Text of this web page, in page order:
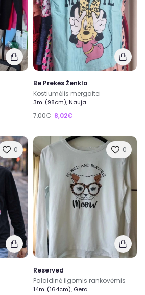
Be Prekės Ženklo
Kostiumėlis mergaitei
3m. (98cm), Nauja
7,00€ 8,02€
0 0
Reserved
Palaidinė ilgomis rankovėmis
14m. (164cm), Gera